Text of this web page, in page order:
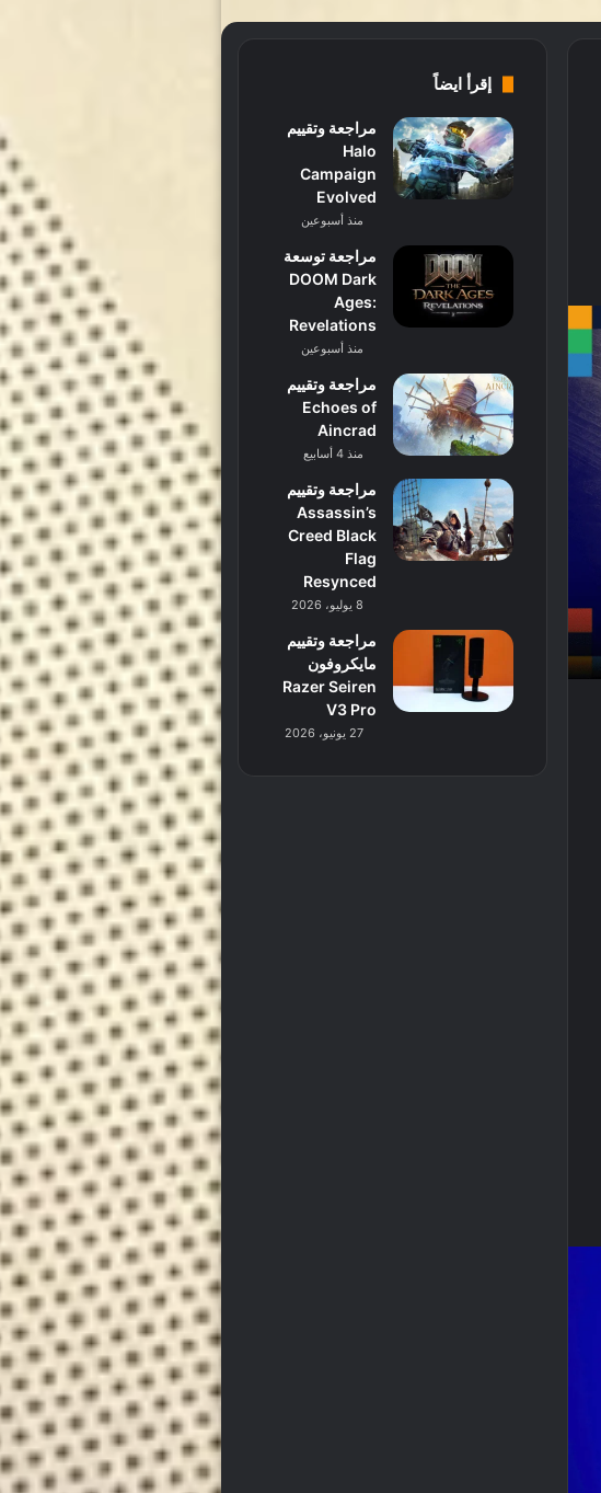
إقرأ ايضاً
مراجعة وتقييم
Halo
Campaign
Evolved
منذ أسبوعين
مراجعة توسعة
DOOM Dark
Ages:
Revelations
منذ أسبوعين
7
مراجعة وتقييم
Echoes of
Aincrad
منذ 4 أسابيع
9
مراجعة وتقييم
Assassin’s
Creed Black
Flag
Resynced
8 يوليو، 2026
مراجعة وتقييم
مايكروفون
Razer Seiren
V3 Pro
27 يونيو، 2026